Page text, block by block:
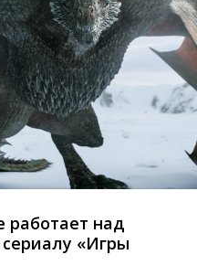
над
«Игры